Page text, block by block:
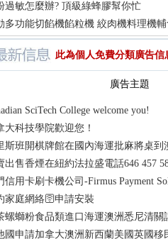
過敏怎麼辦? 頂級綠蜂膠幫你忙
多功能切餡機餡粒機 絞肉機料理機
此為個人免費分類廣告信
廣告主題
SciTech College welcome you!
大科技學院歡迎您！
斯班開棋牌館在國內海運批麻將桌到
出售香煙在紐約法拉盛電話646 457
信用卡刷卡機公司-Firmus Payment
家庭網絡🛜申請安裝
螺螄粉食品類進口海運澳洲悉尼清關
國申請加拿大澳洲新西蘭美國英國移